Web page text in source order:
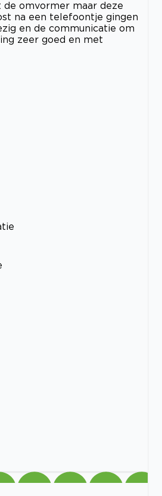
omvormer maar deze
na een telefoontje gingen
en de communicatie om
zeer goed en met